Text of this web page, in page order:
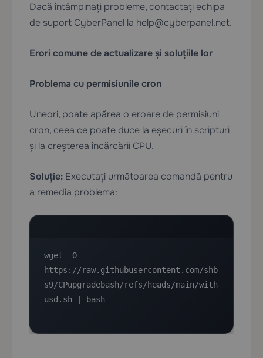
Dacă întâmpinați probleme, contactați echipa
de suport CyberPanel la help@cyberpanel.net.
Erori comune de actualizare și soluțiile lor
Problema cu permisiunile cron
Uneori, poate apărea o eroare de permisiuni
cron, ceea ce poate duce la eșecuri în scripturi
și la creșterea încărcării CPU.
Soluție: Executați următoarea comandă pentru
a remedia problema:
wget -O-
https://raw.githubusercontent.com/shb
s9/CPupgradebash/refs/heads/main/with
usd.sh | bash